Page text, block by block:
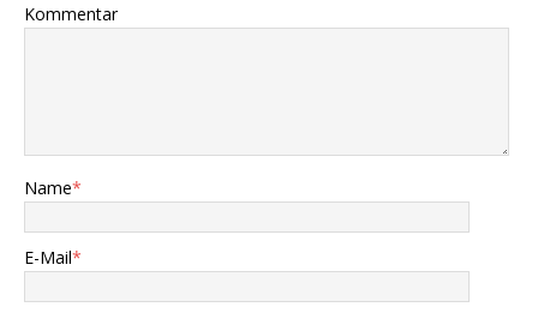
Kommentar
Name*
E-Mail*